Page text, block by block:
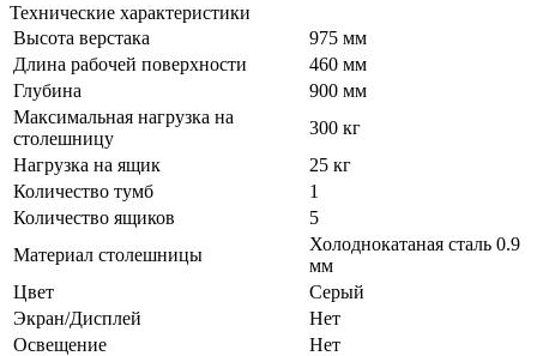
Технические характеристики
Высота верстака
975 мм
Длина рабочей поверхности
460 мм
Глубина
900 мм
Максимальная нагрузка на
столешницу
300 кг
Нагрузка на ящик
25 кг
Количество тумб
1
Количество ящиков
5
Материал столешницы
Холоднокатаная сталь 0.9
мм
Цвет
Серый
Экран/Дисплей
Нет
Освещение
Нет